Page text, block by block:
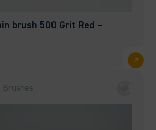
brush 500 Grit Red –
Brushes